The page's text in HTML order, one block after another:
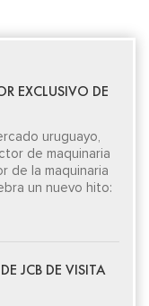
EXCLUSIVO DE
uruguayo,
de maquinaria
de la maquinaria
un nuevo hito:
JCB DE VISITA